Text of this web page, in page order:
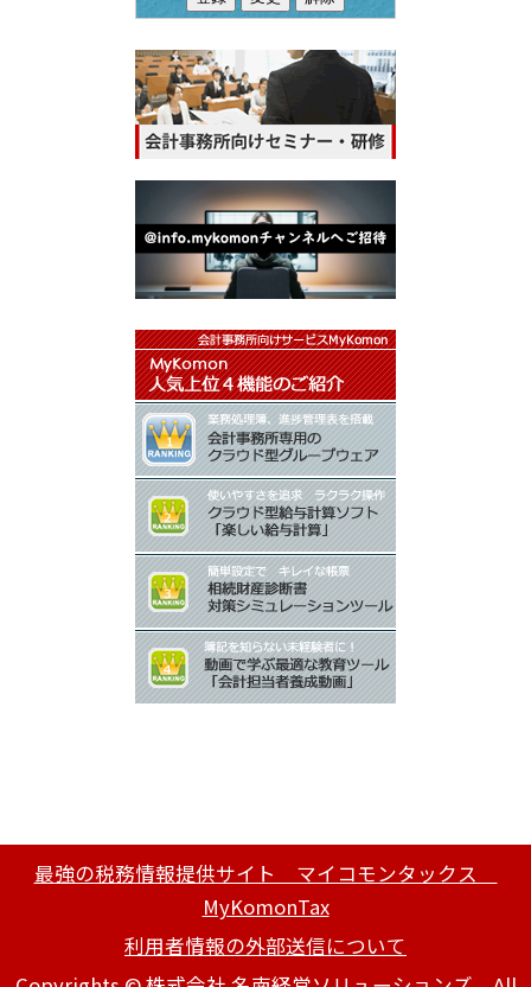
最強の税務情報提供サイト マイコモンタックス
MyKomonTax
利用者情報の外部送信について